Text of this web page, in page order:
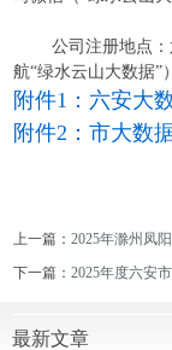
公司注册地点
航“绿水云山大数据”）
附件1：六安大
附件2：市大数
上一篇：2025年滁州凤
下一篇：2025年度六安
最新文章